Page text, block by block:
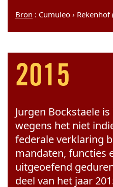
Bron : Cumuleo ›
2015
Jurgen Bockstaele
wegens het niet
federale verklaring
mandaten, functies
uitgeoefend
deel van het jaar